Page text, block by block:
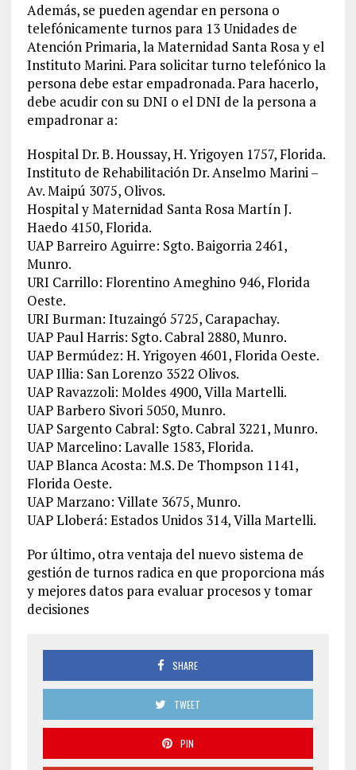
Además, se pueden agendar en persona o
telefónicamente turnos para 13 Unidades de
Atención Primaria, la Maternidad Santa Rosa y el
Instituto Marini. Para solicitar turno telefónico la
persona debe estar empadronada. Para hacerlo,
debe acudir con su DNI o el DNI de la persona a
empadronar a:
Hospital Dr. B. Houssay, H. Yrigoyen 1757, Florida.
Instituto de Rehabilitación Dr. Anselmo Marini –
Av. Maipú 3075, Olivos.
Hospital y Maternidad Santa Rosa Martín J.
Haedo 4150, Florida.
UAP Barreiro Aguirre: Sgto. Baigorria 2461,
Munro.
URI Carrillo: Florentino Ameghino 946, Florida
Oeste.
URI Burman: Ituzaingó 5725, Carapachay.
UAP Paul Harris: Sgto. Cabral 2880, Munro.
UAP Bermúdez: H. Yrigoyen 4601, Florida Oeste.
UAP Illia: San Lorenzo 3522 Olivos.
UAP Ravazzoli: Moldes 4900, Villa Martelli.
UAP Barbero Sivori 5050, Munro.
UAP Sargento Cabral: Sgto. Cabral 3221, Munro.
UAP Marcelino: Lavalle 1583, Florida.
UAP Blanca Acosta: M.S. De Thompson 1141,
Florida Oeste.
UAP Marzano: Villate 3675, Munro.
UAP Lloberá: Estados Unidos 314, Villa Martelli.
Por último, otra ventaja del nuevo sistema de
gestión de turnos radica en que proporciona más
y mejores datos para evaluar procesos y tomar
decisiones
SHARE
TWEET
PIN